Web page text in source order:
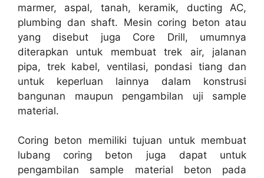
marmer, aspal, tanah, keramik, ducting AC,
plumbing dan shaft. Mesin coring beton atau
yang disebut juga Core Drill, umumnya
diterapkan untuk membuat trek air, jalanan
pipa, trek kabel, ventilasi, pondasi tiang dan
untuk keperluan lainnya dalam konstrusi
bangunan maupun pengambilan uji sample
material.
Coring beton memiliki tujuan untuk membuat
lubang coring beton juga dapat untuk
pengambilan sample material beton pada